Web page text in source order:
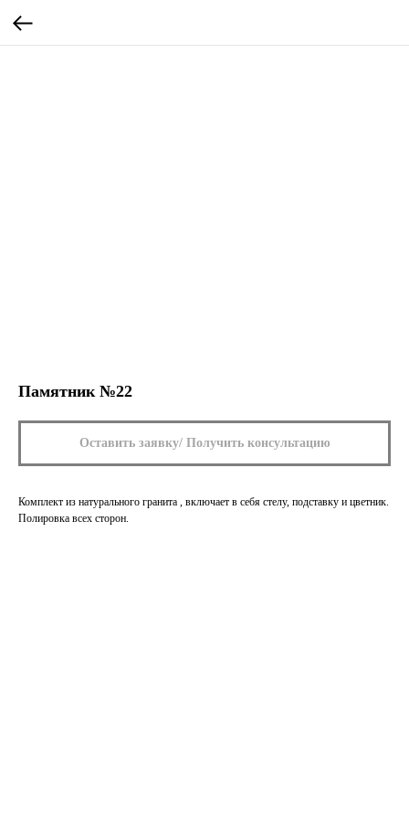
Памятник №22
Оставить заявку/ Получить консультацию
Комплект из натурального гранита , включает в себя стелу, подставку и цветник.
Полировка всех сторон.